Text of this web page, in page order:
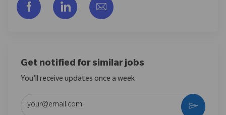
Compartilhar via Facebook
Compartilhar via LinkedIn
Compartilhar por e-mail
Get notified for similar jobs
You'll receive updates once a week
Ativar